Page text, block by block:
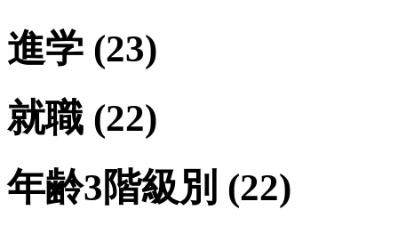
進学 (23)
就職 (22)
年齢3階級別 (22)